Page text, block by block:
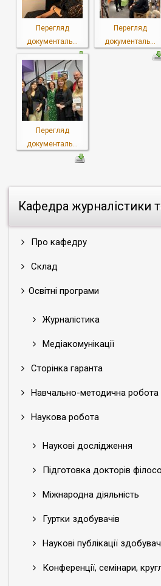
Кафедра журналістики
Про кафедру
Склад
Освітні програми
Журналістика
Медіакомунікації
Сторінка гаранта
Навчально-методична робота
Наукова робота
Наукові дослідження
Підготовка докторів
Міжнародна діяльність
Гуртки здобувачів
Наукові публікації
Конференції, семінари,
Перегляд
документаль...
Перегляд
документаль...
Перегляд
документаль...